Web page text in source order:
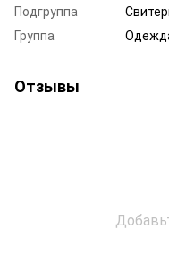
Подгруппа
Группа
Отзывы